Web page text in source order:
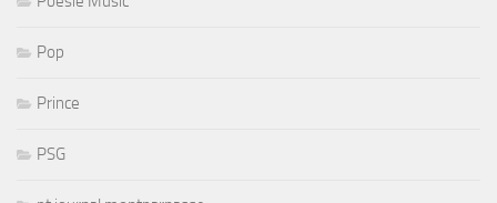
Pop
Prince
PSG